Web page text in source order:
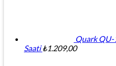
Quark
Saati ₺1.209,00